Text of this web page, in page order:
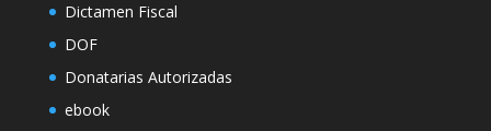
Dictamen Fiscal
DOF
Donatarias Autorizadas
ebook